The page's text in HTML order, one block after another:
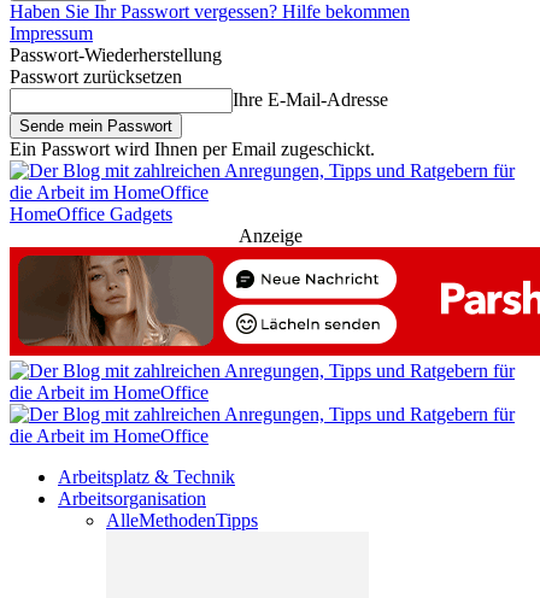
Haben Sie Ihr Passwort vergessen? Hilfe bekommen
Impressum
Passwort-Wiederherstellung
Passwort zurücksetzen
Ihre E-Mail-Adresse
Ein Passwort wird Ihnen per Email zugeschickt.
HomeOffice Gadgets
Anzeige
Arbeitsplatz & Technik
Arbeitsorganisation
AlleMethodenTipps